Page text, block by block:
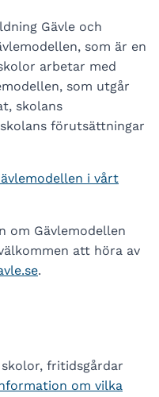
Gävle och
som är en
arbetar med
som utgår
skolans
förutsättningar
i vårt
om Gävlemodellen
att höra av
.
fritidsgårdar
om vilka